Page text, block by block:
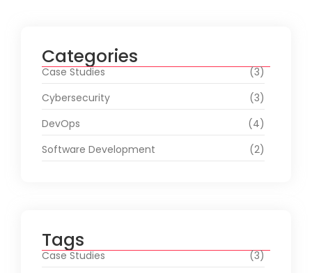
Categories
Case Studies
(3)
Cybersecurity
(3)
DevOps
(4)
Software Development
(2)
Tags
Case Studies
(3)